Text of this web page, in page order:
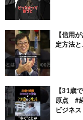
【信用
定方法
【31歳
原点 #
ビジネス